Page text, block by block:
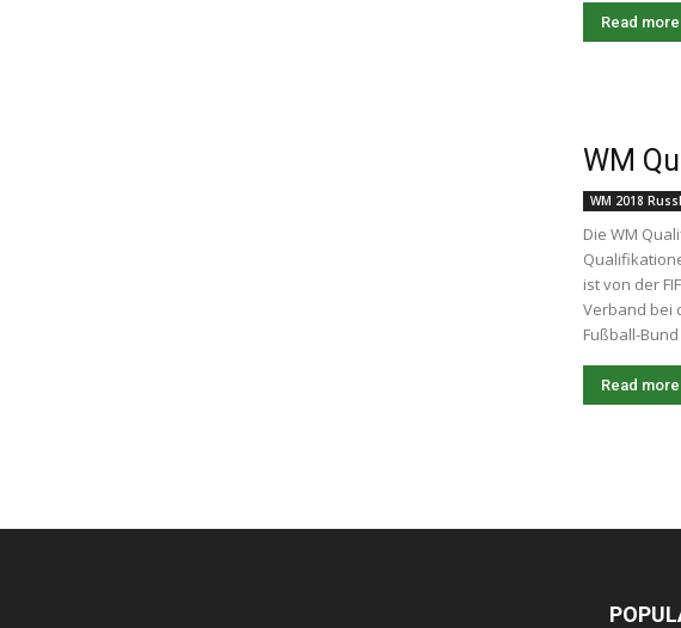
Read more
WM
WM 2018
Die WM
ist von der
Verband bei
Fußball-
Read more